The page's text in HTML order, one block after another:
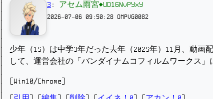
3 : アセム雨宮◆UD16NvPYxY
2026-07-06 09:50:28 OMPVG0082
少年（15）は中学3年だった去年（2025年）11月、動
して、運営会社の「バンダイナムコフィルムワークス
[Win10/Chrome]